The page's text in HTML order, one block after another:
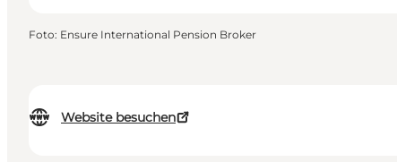
Website besuchen
Foto: Ensure International Pension Broker